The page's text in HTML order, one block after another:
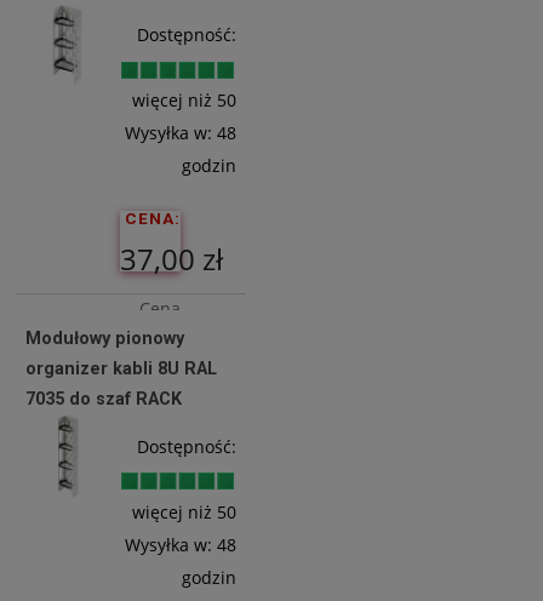
Do
Koszyka
Dostępność:
więcej niż 50
Wysyłka w: 48
godzin
CENA:
37,00 zł
Cena
netto:
30,08 zł
Do
Modułowy pionowy
organizer kabli 8U RAL
7035 do szaf RACK
Dostępność:
więcej niż 50
Wysyłka w: 48
godzin